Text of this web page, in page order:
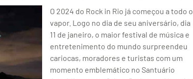
O 2024 do Rock in Rio já começou a todo o
vapor. Logo no dia de seu aniversário, dia
11 de janeiro, o maior festival de música e
entretenimento do mundo surpreendeu
cariocas, moradores e turistas com um
momento emblemático no Santuário